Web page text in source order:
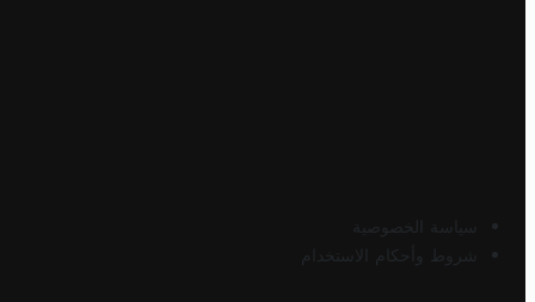
سياسة الخصوصية
شروط وأحكام الاستخدام